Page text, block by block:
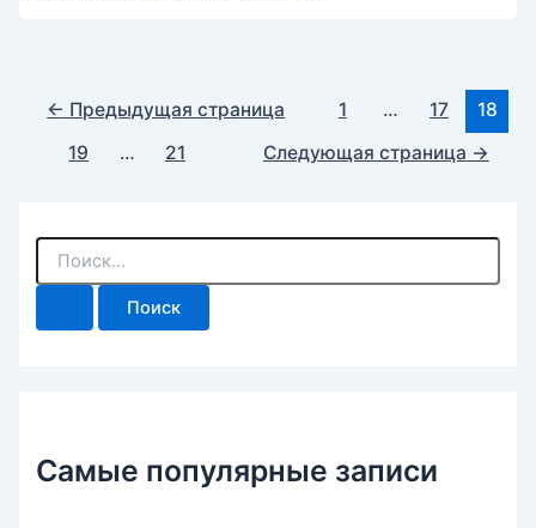
Постраничная
записи
← Предыдущая страница 1 … 17
18
19
… 21 Следующая страница →
П
и
Самые популярные записи